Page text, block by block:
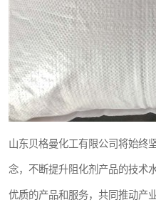
山东贝格曼化工有限公司将始终
念，不断提升阻化剂产品的技术
优质的产品和服务，共同推动产